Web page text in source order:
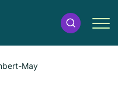
May